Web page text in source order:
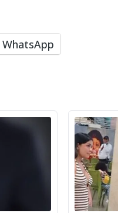
WhatsApp